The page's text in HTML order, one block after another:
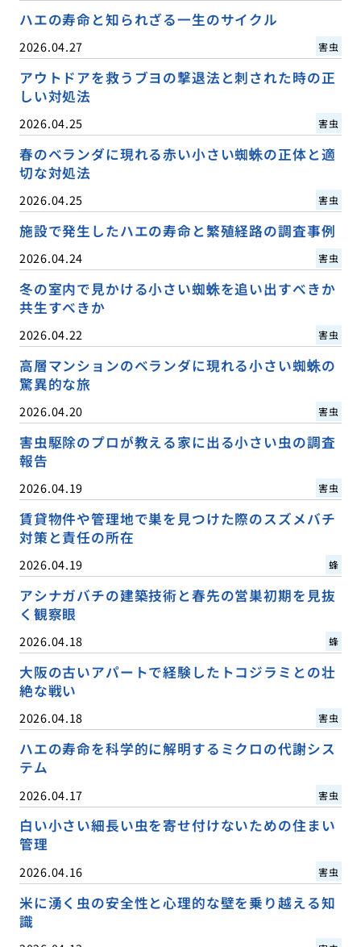
ハエの寿命と知られざる一生のサイクル
2026.04.27 害虫
アウトドアを救うブヨの撃退法と刺された時の正
しい対処法
2026.04.25 害虫
春のベランダに現れる赤い小さい蜘蛛の正体と適
切な対処法
2026.04.25 害虫
施設で発生したハエの寿命と繁殖経路の調査事例
2026.04.24 害虫
冬の室内で見かける小さい蜘蛛を追い出すべきか
共生すべきか
2026.04.22 害虫
高層マンションのベランダに現れる小さい蜘蛛の
驚異的な旅
2026.04.20 害虫
害虫駆除のプロが教える家に出る小さい虫の調査
報告
2026.04.19 害虫
賃貸物件や管理地で巣を見つけた際のスズメバチ
対策と責任の所在
2026.04.19 蜂
アシナガバチの建築技術と春先の営巣初期を見抜
く観察眼
2026.04.18 蜂
大阪の古いアパートで経験したトコジラミとの壮
絶な戦い
2026.04.18 害虫
ハエの寿命を科学的に解明するミクロの代謝シス
テム
2026.04.17 害虫
白い小さい細長い虫を寄せ付けないための住まい
管理
2026.04.16 害虫
米に湧く虫の安全性と心理的な壁を乗り越える知
識